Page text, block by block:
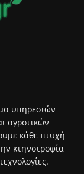
υπηρεσιών
αγροτικών
κάθε πτυχή
κτηνοτροφία